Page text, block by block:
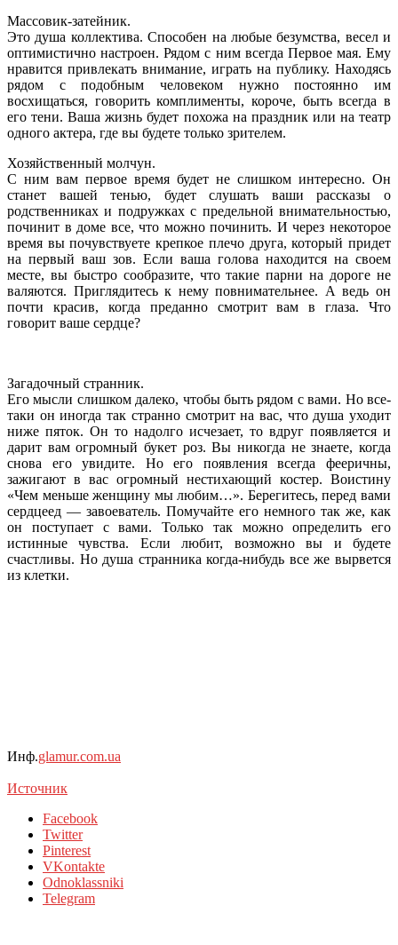
Массовик-затейник.
Это душа коллектива. Способен на любые безумства, весел и
оптимистично настроен. Рядом с ним всегда Первое мая. Ему
нравится привлекать внимание, играть на публику. Находясь
рядом с подобным человеком нужно постоянно им
восхищаться, говорить комплименты, короче, быть всегда в
его тени. Ваша жизнь будет похожа на праздник или на театр
одного актера, где вы будете только зрителем.
Хозяйственный молчун.
С ним вам первое время будет не слишком интересно. Он
станет вашей тенью, будет слушать ваши рассказы о
родственниках и подружках с предельной внимательностью,
починит в доме все, что можно починить. И через некоторое
время вы почувствуете крепкое плечо друга, который придет
на первый ваш зов. Если ваша голова находится на своем
месте, вы быстро сообразите, что такие парни на дороге не
валяются. Приглядитесь к нему повнимательнее. А ведь он
почти красив, когда преданно смотрит вам в глаза. Что
говорит ваше сердце?
Загадочный странник.
Его мысли слишком далеко, чтобы быть рядом с вами. Но все-
таки он иногда так странно смотрит на вас, что душа уходит
ниже пяток. Он то надолго исчезает, то вдруг появляется и
дарит вам огромный букет роз. Вы никогда не знаете, когда
снова его увидите. Но его появления всегда фееричны,
зажигают в вас огромный нестихающий костер. Воистину
«Чем меньше женщину мы любим…». Берегитесь, перед вами
сердцеед — завоеватель. Помучайте его немного так же, как
он поступает с вами. Только так можно определить его
истинные чувства. Если любит, возможно вы и будете
счастливы. Но душа странника когда-нибудь все же вырвется
из клетки.
Инф.glamur.com.ua
Источник
Facebook
Twitter
Pinterest
VKontakte
Odnoklassniki
Telegram